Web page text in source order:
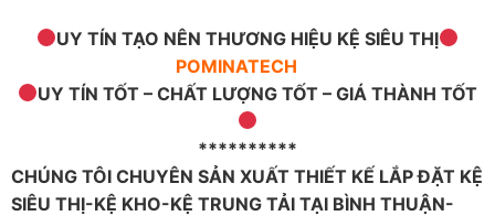
UY TÍN TẠO NÊN THƯƠNG HIỆU KỆ SIÊU THỊ
POMINATECH
UY TÍN TỐT – CHẤT LƯỢNG TỐT – GIÁ THÀNH TỐT
**********
CHÚNG TÔI CHUYÊN SẢN XUẤT THIẾT KẾ LẮP ĐẶT KỆ
SIÊU THỊ-KỆ KHO-KỆ TRUNG TẢI TẠI BÌNH THUẬN-